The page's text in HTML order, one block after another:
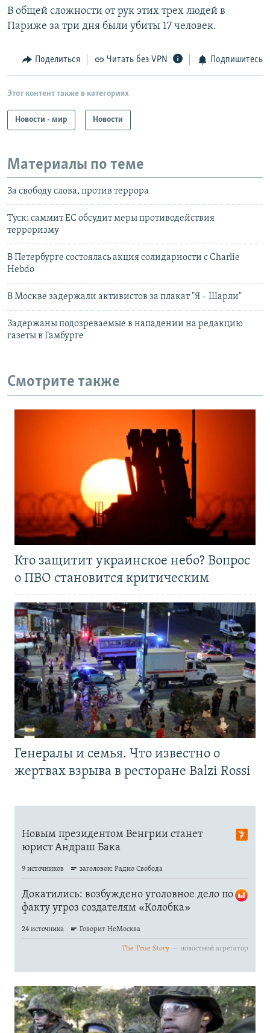
В общей сложности от рук этих трех людей в
Париже за три дня были убиты 17 человек.
Поделиться Читать без VPN Подпишитесь
Этот контент также в категориях
Новости - мир Новости
Материалы по теме
За свободу слова, против террора
Туск: саммит ЕС обсудит меры противодействия
терроризму
В Петербурге состоялась акция солидарности с Charlie
Hebdo
В Москве задержали активистов за плакат "Я – Шарли"
Задержаны подозреваемые в нападении на редакцию
газеты в Гамбурге
Смотрите также
Кто защитит украинское небо? Вопрос
о ПВО становится критическим
Генералы и семья. Что известно о
жертвах взрыва в ресторане Balzi Rossi